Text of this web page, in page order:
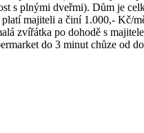
s plnými dveřmi). Dům je
majiteli a činí 1.000,-
zvířátka po dohodě s
do 3 minut chůze od